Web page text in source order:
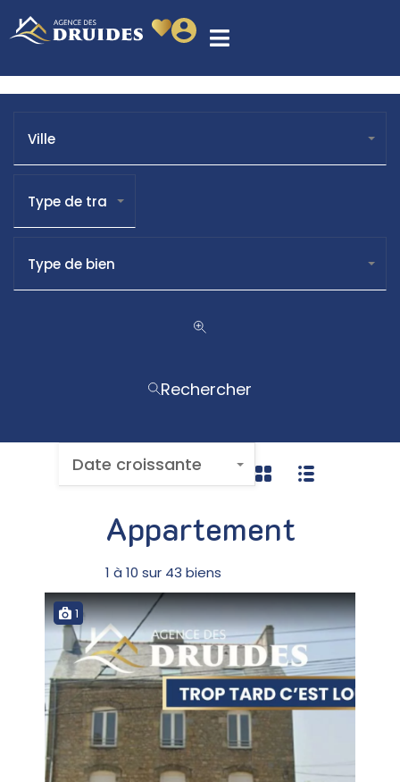
Ville
Type de transaction
Type de bien
Rechercher
Appartement
1 à 10 sur 43 biens
Date croissante
1